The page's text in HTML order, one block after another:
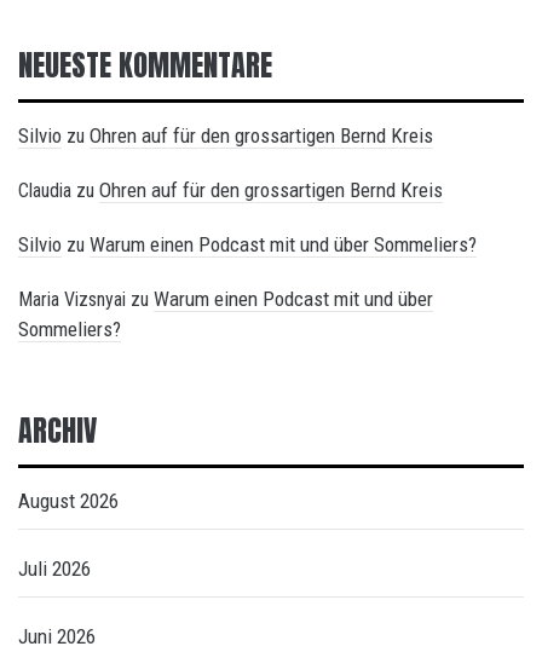
NEUESTE KOMMENTARE
Silvio zu Ohren auf für den grossartigen Bernd Kreis
Claudia zu Ohren auf für den grossartigen Bernd Kreis
Silvio zu Warum einen Podcast mit und über Sommeliers?
Maria Vizsnyai zu Warum einen Podcast mit und über
Sommeliers?
ARCHIV
August 2026
Juli 2026
Juni 2026